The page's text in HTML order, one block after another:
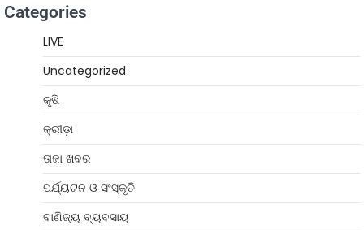
Categories
LIVE
Uncategorized
କୃଷି
କ୍ରୀଡ଼ା
ତାଜା ଖବର
ପର୍ଯ୍ୟଟନ ଓ ସଂସ୍କୃତି
ବାଣିଜ୍ୟ ବ୍ୟବସାୟ